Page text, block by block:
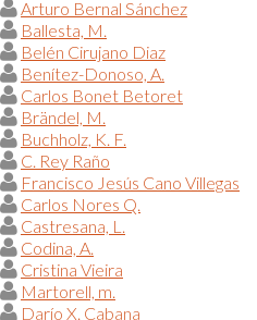
Arturo Bernal Sánchez
Ballesta, M.
Belén Cirujano Diaz
Benítez-Donoso, A.
Carlos Bonet Betoret
Brändel, M.
Buchholz, K. F.
C. Rey Raño
Francisco Jesús Cano Villegas
Carlos Nores Q.
Castresana, L.
Codina, A.
Cristina Vieira
Martorell, m.
Darío X. Cabana